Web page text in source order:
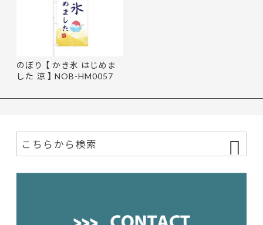
のぼり 【 かき氷 はじめま
した 涼 】 NOB-HM0057